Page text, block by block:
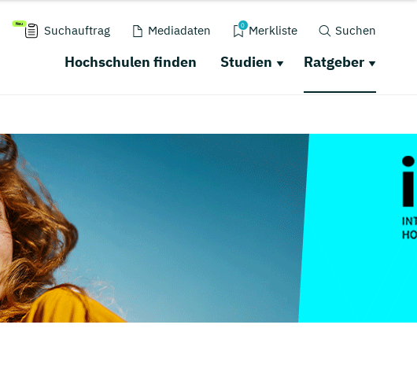
Suchauftrag Mediadaten 0 Merkliste Suchen
Hochschulen finden Studien Ratgeber